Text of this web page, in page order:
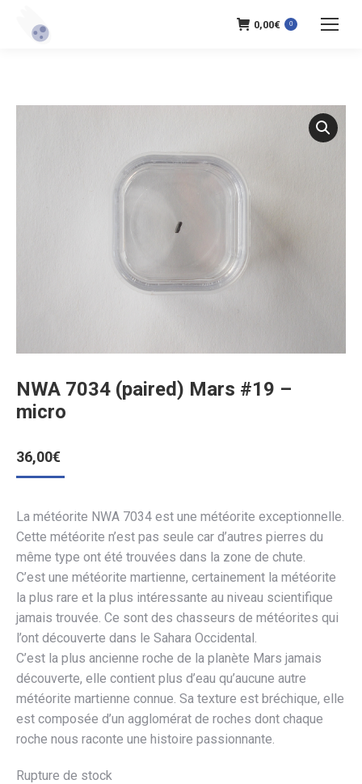
0,00€ 0
NWA 7034 (paired) Mars #19 –
micro
36,00€
La météorite NWA 7034 est une météorite exceptionnelle.
Cette météorite n’est pas seule car d’autres pierres du
même type ont été trouvées dans la zone de chute.
C’est une météorite martienne, certainement la météorite
la plus rare et la plus intéressante au niveau scientifique
jamais trouvée. Ce sont des chasseurs de météorites qui
l’ont découverte dans le Sahara Occidental.
C’est la plus ancienne roche de la planète Mars jamais
découverte, elle contient plus d’eau qu’aucune autre
météorite martienne connue. Sa texture est bréchique, elle
est composée d’un agglomérat de roches dont chaque
roche nous raconte une histoire passionnante.
Rupture de stock